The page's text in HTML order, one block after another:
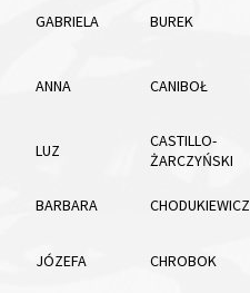
GABRIELA BUREK
ANNA CANIBOŁ
LUZ
CASTILLO-
ŻARCZYŃSKI
BARBARA CHODUKIEWICZ
JÓZEFA CHROBOK